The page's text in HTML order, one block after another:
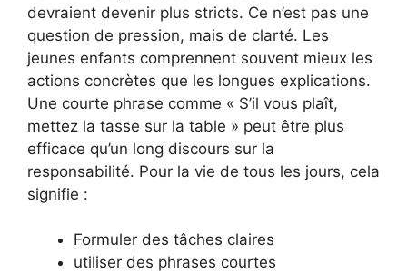
devraient devenir plus stricts. Ce n’est pas une
question de pression, mais de clarté. Les
jeunes enfants comprennent souvent mieux les
actions concrètes que les longues explications.
Une courte phrase comme « S’il vous plaît,
mettez la tasse sur la table » peut être plus
efficace qu’un long discours sur la
responsabilité. Pour la vie de tous les jours, cela
signifie :
Formuler des tâches claires
utiliser des phrases courtes